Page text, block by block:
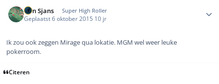
Bon Sjans Super High Roller
Geplaatst6 oktober 2015 10 jr
Ik zou ook zeggen Mirage qua lokatie. MGM wel weer leuke
pokerroom.
Citeren